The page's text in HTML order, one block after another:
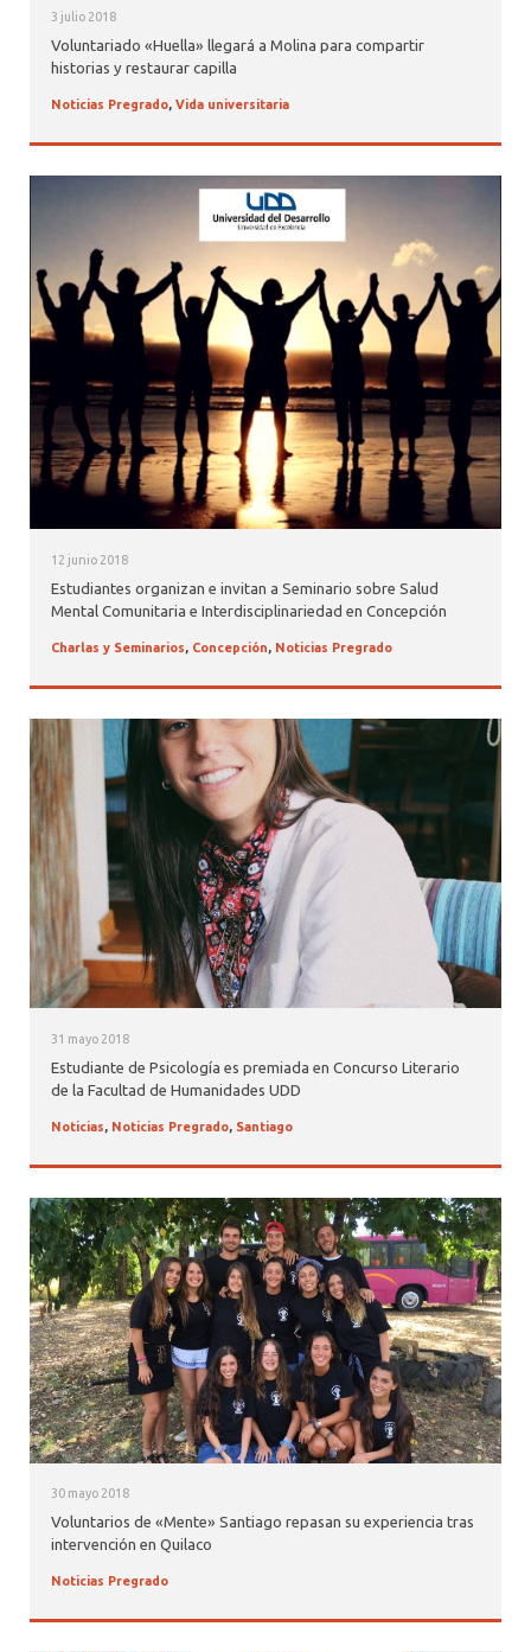
3 julio 2018
Voluntariado «Huella» llegará a Molina para compartir
historias y restaurar capilla
Noticias Pregrado, Vida universitaria
12 junio 2018
Estudiantes organizan e invitan a Seminario sobre Salud
Mental Comunitaria e Interdisciplinariedad en Concepción
Charlas y Seminarios, Concepción, Noticias Pregrado
31 mayo 2018
Estudiante de Psicología es premiada en Concurso Literario
de la Facultad de Humanidades UDD
Noticias, Noticias Pregrado, Santiago
30 mayo 2018
Voluntarios de «Mente» Santiago repasan su experiencia tras
intervención en Quilaco
Noticias Pregrado